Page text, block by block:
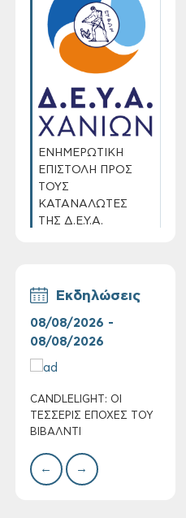
ΕΝΗΜΕΡΩΤΙΚΗ
ΕΠΙΣΤΟΛΗ ΠΡΟΣ
ΤΟΥΣ
ΚΑΤΑΝΑΛΩΤΕΣ
ΤΗΣ Δ.Ε.Υ.Α.
Εκδηλώσεις
08/08/2026 -
08/08/2026
CANDLELIGHT: ΟΙ
ΤΕΣΣΕΡΙΣ ΕΠΟΧΕΣ ΤΟΥ
ΒΙΒΑΛΝΤΙ
← →